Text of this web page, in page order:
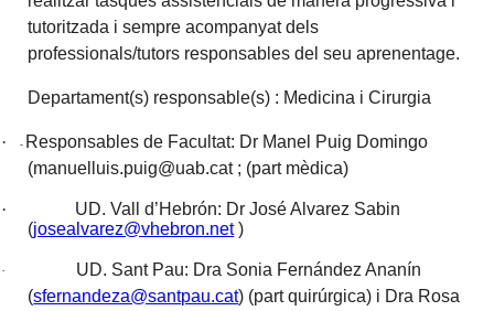
tutoritzada i sempre acompanyat dels
professionals/tutors responsables del seu aprenentage.
Departament(s) responsable(s) : Medicina i Cirurgia
· - Responsables de Facultat: Dr Manel Puig Domingo
(manuelluis.puig@uab.cat ; (part mèdica)
·
UD. Vall d’Hebrón: Dr José Alvarez Sabin
(josealvarez@vhebron.net)
·
UD. Sant Pau: Dra Sonia Fernández Ananín
(sfernandeza@santpau.cat) (part quirúrgica) i Dra Rosa